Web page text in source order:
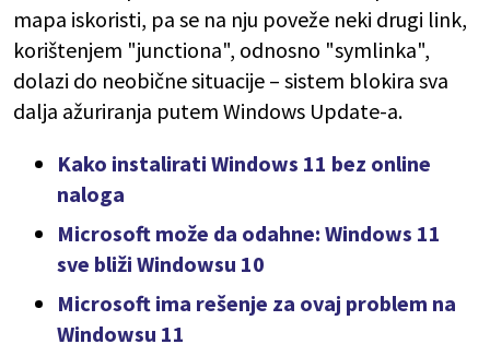
mapa iskoristi, pa se na nju poveže neki drugi link,
korištenjem "junctiona", odnosno "symlinka",
dolazi do neobične situacije – sistem blokira sva
dalja ažuriranja putem Windows Update-a.
Kako instalirati Windows 11 bez online
naloga
Microsoft može da odahne: Windows 11
sve bliži Windowsu 10
Microsoft ima rešenje za ovaj problem na
Windowsu 11